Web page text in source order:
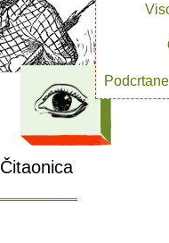
Čitaonica